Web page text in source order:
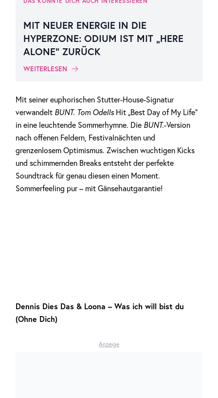
MIT NEUER ENERGIE IN DIE
HYPERZONE: ODIUM IST MIT „HERE
ALONE“ ZURÜCK
WEITERLESEN
Mit seiner euphorischen Stutter-House-Signatur
verwandelt BUNT. Tom Odells Hit „Best Day of My Life“
in eine leuchtende Sommerhymne. Die BUNT.-Version
nach offenen Feldern, Festivalnächten und
grenzenlosem Optimismus. Zwischen wuchtigen Kicks
und schimmernden Breaks entsteht der perfekte
Soundtrack für genau diesen einen Moment.
Sommerfeeling pur – mit Gänsehautgarantie!
Dennis Dies Das & Loona – Was ich will bist du
(Ohne Dich)
Anzeige